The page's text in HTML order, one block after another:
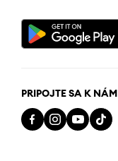
PRIPOJTE SA K NÁM